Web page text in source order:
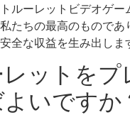
ルーレットビデオゲ
たちの最高のもので
全な収益を生み出しま
ットを
いですか